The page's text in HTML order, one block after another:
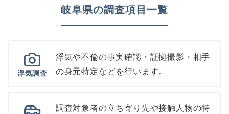
岐阜県の調査項目一覧
浮気調査
浮気や不倫の事実確認・証拠撮影・相手
の身元特定などを行います。
調査対象者の立ち寄り先や接触人物の特